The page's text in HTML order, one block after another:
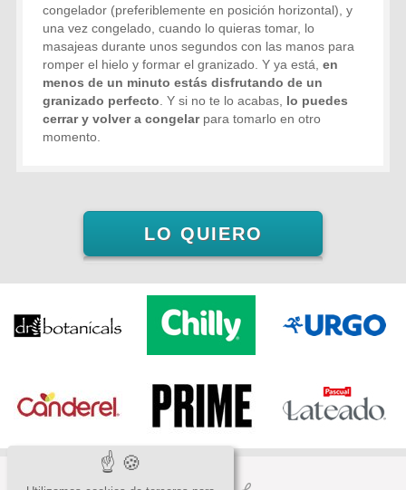
congelador (preferiblemente en posición horizontal), y
una vez congelado, cuando lo quieras tomar, lo
masajeas durante unos segundos con las manos para
romper el hielo y formar el granizado. Y ya está,en
menos de un minuto estás disfrutando de un
granizado perfecto . Y si no te lo acabas, lo puedes
cerrar y volver a congelarpara tomarlo en otro
momento.
LO QUIERO